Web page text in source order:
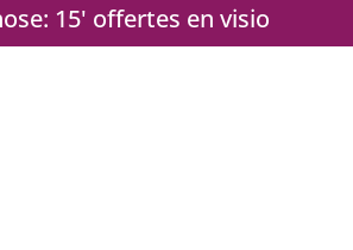
15' offertes en visio